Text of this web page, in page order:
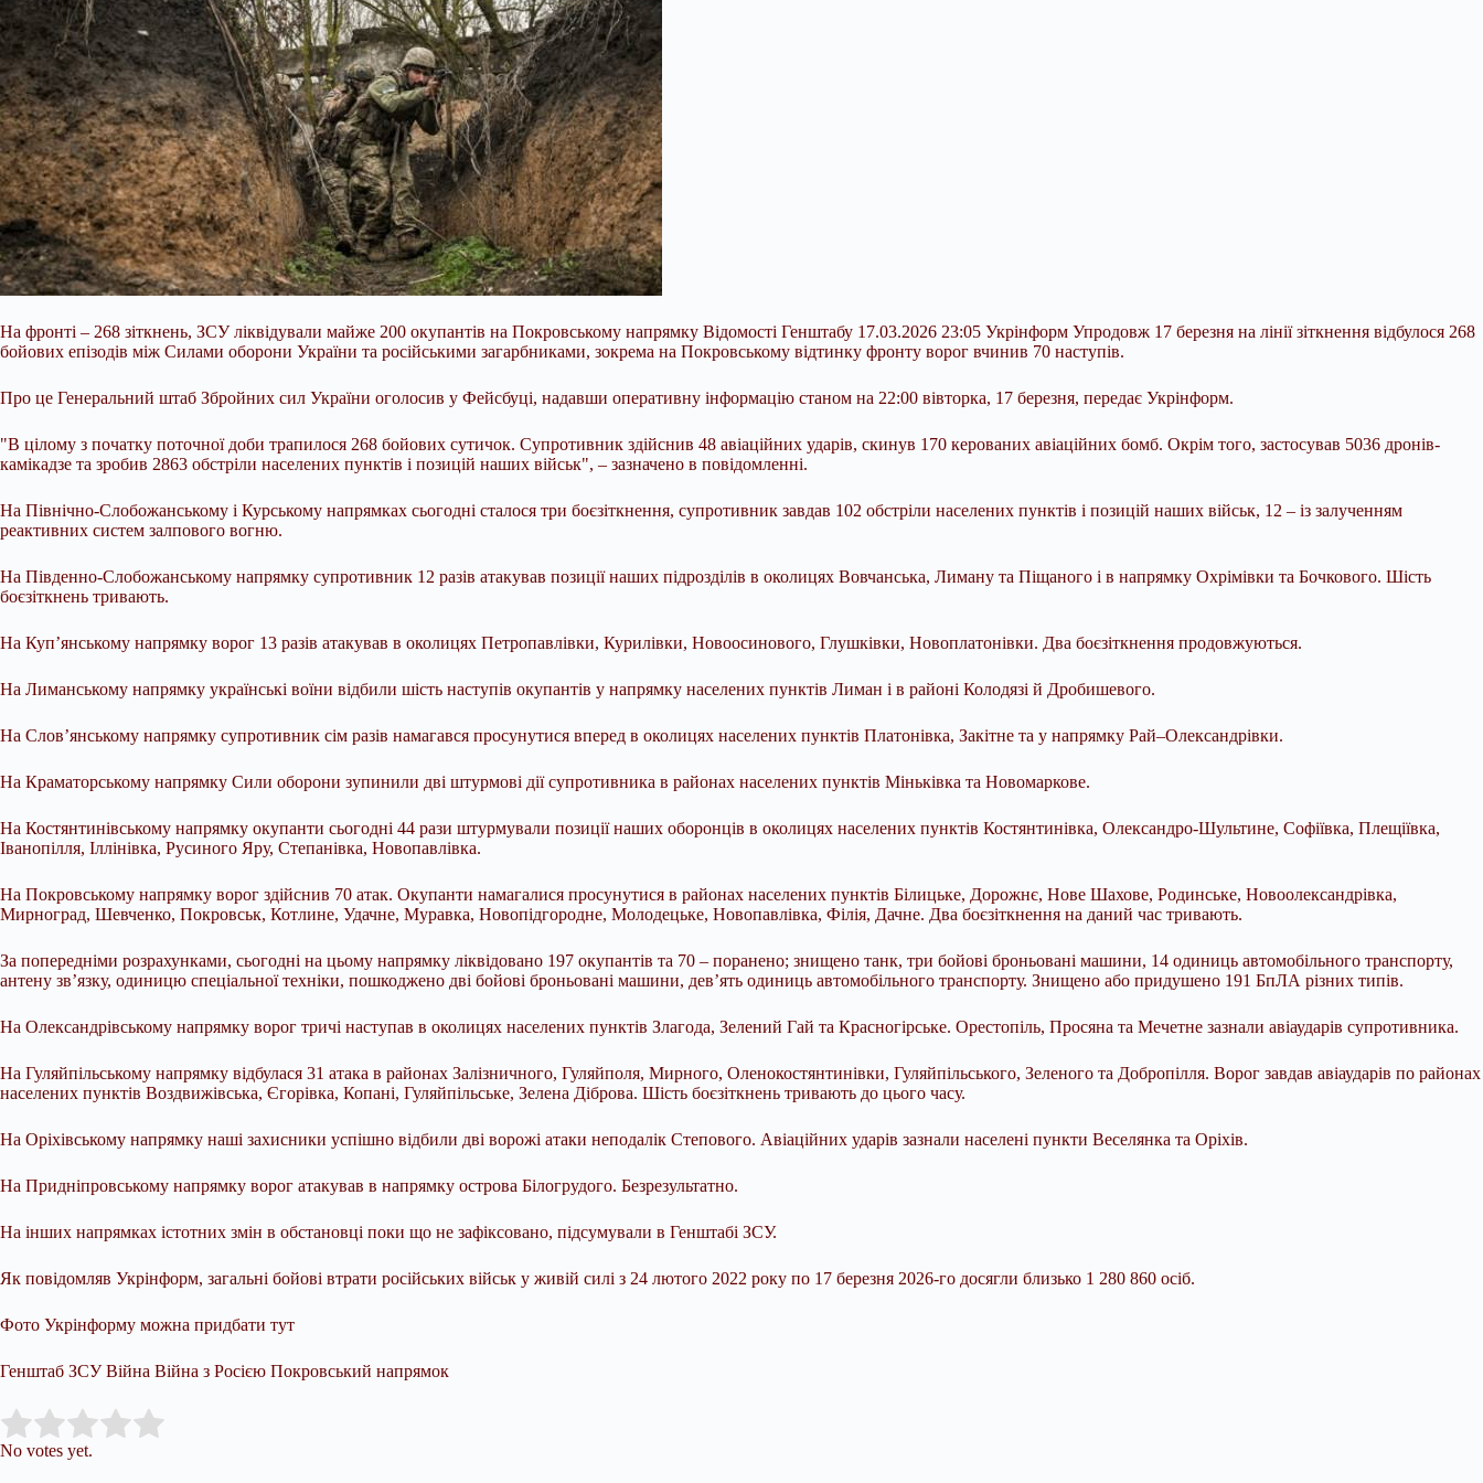
На фронті – 268 зіткнень, ЗСУ ліквідували майже 200 окупантів на Покровському напрямку Відомості Генштабу 17.03.2026 23:05 Укрінформ Упродовж 17 березня на лінії зіткнення відбулося 268
бойових епізодів між Силами оборони України та російськими загарбниками, зокрема на Покровському відтинку фронту ворог вчинив 70 наступів.
Про це Генеральний штаб Збройних сил України оголосив у Фейсбуці, надавши оперативну інформацію станом на 22:00 вівторка, 17 березня, передає Укрінформ.
"В цілому з початку поточної доби трапилося 268 бойових сутичок. Супротивник здійснив 48 авіаційних ударів, скинув 170 керованих авіаційних бомб. Окрім того, застосував 5036 дронів-
камікадзе та зробив 2863 обстріли населених пунктів і позицій наших військ", – зазначено в повідомленні.
На Північно-Слобожанському і Курському напрямках сьогодні сталося три боєзіткнення, супротивник завдав 102 обстріли населених пунктів і позицій наших військ, 12 – із залученням
реактивних систем залпового вогню.
На Південно-Слобожанському напрямку супротивник 12 разів атакував позиції наших підрозділів в околицях Вовчанська, Лиману та Піщаного і в напрямку Охрімівки та Бочкового. Шість
боєзіткнень тривають.
На Куп’янському напрямку ворог 13 разів атакував в околицях Петропавлівки, Курилівки, Новоосинового, Глушківки, Новоплатонівки. Два боєзіткнення продовжуються.
На Лиманському напрямку українські воїни відбили шість наступів окупантів у напрямку населених пунктів Лиман і в районі Колодязі й Дробишевого.
На Слов’янському напрямку супротивник сім разів намагався просунутися вперед в околицях населених пунктів Платонівка, Закітне та у напрямку Рай–Олександрівки.
На Краматорському напрямку Сили оборони зупинили дві штурмові дії супротивника в районах населених пунктів Міньківка та Новомаркове.
На Костянтинівському напрямку окупанти сьогодні 44 рази штурмували позиції наших оборонців в околицях населених пунктів Костянтинівка, Олександро-Шультине, Софіївка, Плещіївка,
Іванопілля, Іллінівка, Русиного Яру, Степанівка, Новопавлівка.
На Покровському напрямку ворог здійснив 70 атак. Окупанти намагалися просунутися в районах населених пунктів Білицьке, Дорожнє, Нове Шахове, Родинське, Новоолександрівка,
Мирноград, Шевченко, Покровськ, Котлине, Удачне, Муравка, Новопідгородне, Молодецьке, Новопавлівка, Філія, Дачне. Два боєзіткнення на даний час тривають.
За попередніми розрахунками, сьогодні на цьому напрямку ліквідовано 197 окупантів та 70 – поранено; знищено танк, три бойові броньовані машини, 14 одиниць автомобільного транспорту,
антену зв’язку, одиницю спеціальної техніки, пошкоджено дві бойові броньовані машини, дев’ять одиниць автомобільного транспорту. Знищено або придушено 191 БпЛА різних типів.
На Олександрівському напрямку ворог тричі наступав в околицях населених пунктів Злагода, Зелений Гай та Красногірське. Орестопіль, Просяна та Мечетне зазнали авіаударів супротивника.
На Гуляйпільському напрямку відбулася 31 атака в районах Залізничного, Гуляйполя, Мирного, Оленокостянтинівки, Гуляйпільського, Зеленого та Добропілля. Ворог завдав авіаударів по районах
населених пунктів Воздвижівська, Єгорівка, Копані, Гуляйпільське, Зелена Діброва. Шість боєзіткнень тривають до цього часу.
На Оріхівському напрямку наші захисники успішно відбили дві ворожі атаки неподалік Степового. Авіаційних ударів зазнали населені пункти Веселянка та Оріхів.
На Придніпровському напрямку ворог атакував в напрямку острова Білогрудого. Безрезультатно.
На інших напрямках істотних змін в обстановці поки що не зафіксовано, підсумували в Генштабі ЗСУ.
Як повідомляв Укрінформ, загальні бойові втрати російських військ у живій силі з 24 лютого 2022 року по 17 березня 2026-го досягли близько 1 280 860 осіб.
Фото Укрінформу можна придбати тут
Генштаб ЗСУ Війна Війна з Росією Покровський напрямок
Rate this item:
No votes yet.